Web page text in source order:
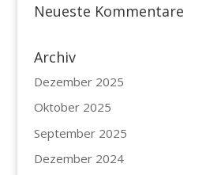
Neueste Kommentare
Archiv
Dezember 2025
Oktober 2025
September 2025
Dezember 2024